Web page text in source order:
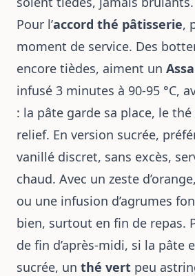
Pour l’accord thé pâtisserie,
moment de service. Des
encore tièdes, aiment un
infusé 3 minutes à 90-95 °C,
: la pâte garde sa place, le
relief. En version sucrée,
vanillé discret, sans excès,
chaud. Avec un zeste
ou une infusion d’agrumes
bien, surtout en fin de repas.
de fin d’après-midi, si la pâte
sucrée, un thé vert peu